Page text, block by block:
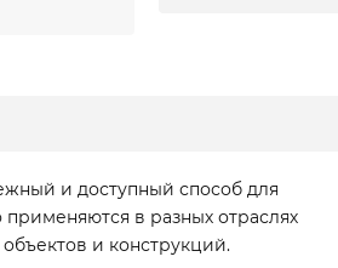
и доступный способ для
в разных отраслях
и конструкций.